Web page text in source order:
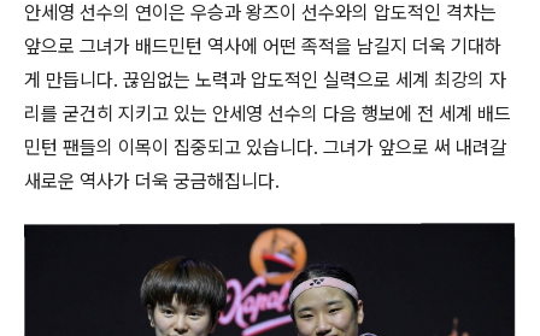
안세영 선수의 연이은 우승과 왕즈이 선수와의 압도적인 격차는
앞으로 그녀가 배드민턴 역사에 어떤 족적을 남길지 더욱 기대하
게 만듭니다. 끊임없는 노력과 압도적인 실력으로 세계 최강의 자
리를 굳건히 지키고 있는 안세영 선수의 다음 행보에 전 세계 배드
민턴 팬들의 이목이 집중되고 있습니다. 그녀가 앞으로 써 내려갈
새로운 역사가 더욱 궁금해집니다.